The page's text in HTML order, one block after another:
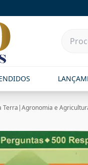
Terra |Agronomia e